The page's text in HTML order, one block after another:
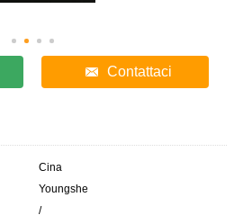
Contattaci
Cina
Youngshe
/